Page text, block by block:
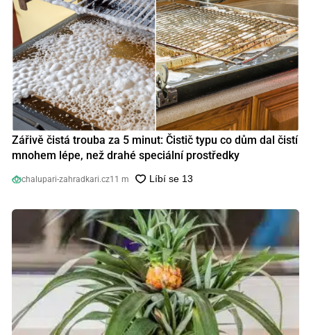
Zářivě čistá trouba za 5 minut: Čistič typu co dům dal čistí
mnohem lépe, než drahé speciální prostředky
chalupari-zahradkari.cz11 m